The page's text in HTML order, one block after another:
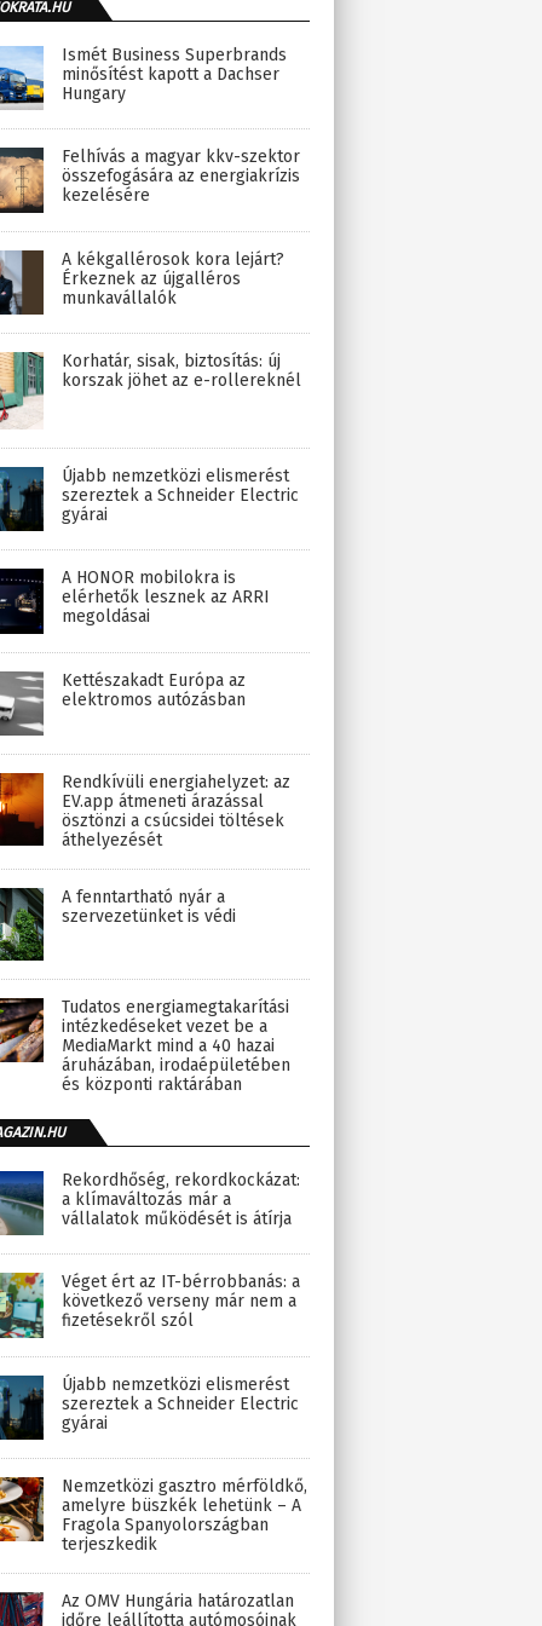
Ismét Business Superbrands
minősítést kapott a Dachser
Hungary
Felhívás a magyar kkv-szektor
összefogására az energiakrízis
kezelésére
A kékgallérosok kora lejárt?
Érkeznek az újgalléros
munkavállalók
Korhatár, sisak, biztosítás: új
korszak jöhet az e-rollereknél
Újabb nemzetközi elismerést
szereztek a Schneider Electric
gyárai
A HONOR mobilokra is
elérhetők lesznek az ARRI
megoldásai
Kettészakadt Európa az
elektromos autózásban
Rendkívüli energiahelyzet: az
EV.app átmeneti árazással
ösztönzi a csúcsidei töltések
áthelyezését
A fenntartható nyár a
szervezetünket is védi
Tudatos energiamegtakarítási
intézkedéseket vezet be a
MediaMarkt mind a 40 hazai
áruházában, irodaépületében
és központi raktárában
Rekordhőség, rekordkockázat:
a klímaváltozás már a
vállalatok működését is átírja
Véget ért az IT-bérrobbanás: a
következő verseny már nem a
fizetésekről szól
Újabb nemzetközi elismerést
szereztek a Schneider Electric
gyárai
Nemzetközi gasztro mérföldkő,
amelyre büszkék lehetünk – A
Fragola Spanyolországban
terjeszkedik
Az OMV Hungária határozatlan
időre leállította autómosóinak